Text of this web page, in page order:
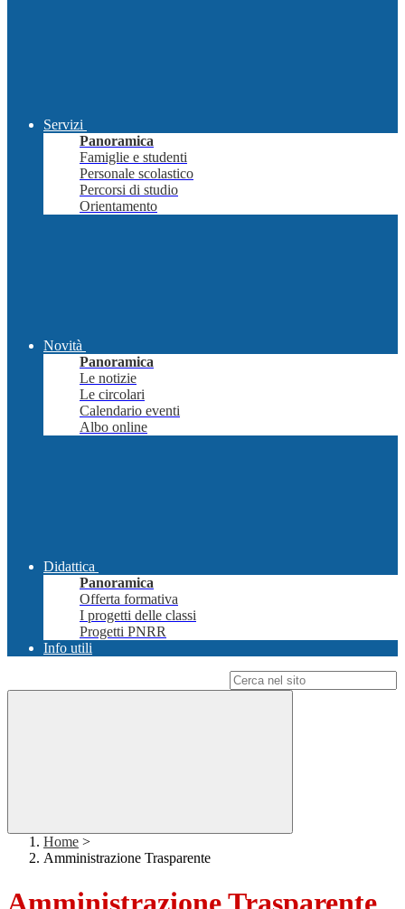
Servizi
Panoramica
Famiglie e studenti
Personale scolastico
Percorsi di studio
Orientamento
Novità
Panoramica
Le notizie
Le circolari
Calendario eventi
Albo online
Didattica
Panoramica
Offerta formativa
I progetti delle classi
Progetti PNRR
Info utili
Home >
Amministrazione Trasparente
Amministrazione Trasparente